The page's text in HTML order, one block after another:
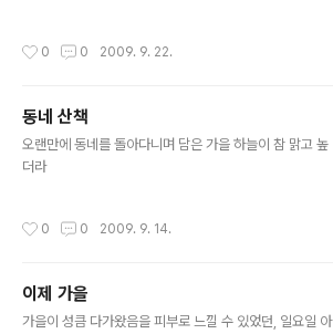
0 0 2009. 9. 22.
동네 산책
오랜만에 동네를 돌아다니며 담은 가을 하늘이 참 맑고 높
더라
0 0 2009. 9. 14.
이제 가을
가을이 성큼 다가왔음을 피부로 느낄 수 있었던, 일요일 아